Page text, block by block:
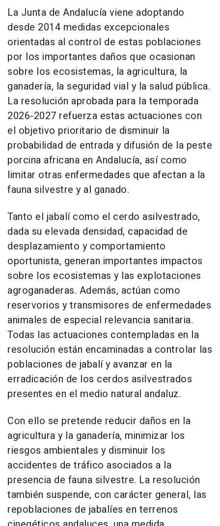
La Junta de Andalucía viene adoptando
desde 2014 medidas excepcionales
orientadas al control de estas poblaciones
por los importantes daños que ocasionan
sobre los ecosistemas, la agricultura, la
ganadería, la seguridad vial y la salud pública.
La resolución aprobada para la temporada
2026-2027 refuerza estas actuaciones con
el objetivo prioritario de disminuir la
probabilidad de entrada y difusión de la peste
porcina africana en Andalucía, así como
limitar otras enfermedades que afectan a la
fauna silvestre y al ganado.
Tanto el jabalí como el cerdo asilvestrado,
dada su elevada densidad, capacidad de
desplazamiento y comportamiento
oportunista, generan importantes impactos
sobre los ecosistemas y las explotaciones
agroganaderas. Además, actúan como
reservorios y transmisores de enfermedades
animales de especial relevancia sanitaria.
Todas las actuaciones contempladas en la
resolución están encaminadas a controlar las
poblaciones de jabalí y avanzar en la
erradicación de los cerdos asilvestrados
presentes en el medio natural andaluz.
Con ello se pretende reducir daños en la
agricultura y la ganadería, minimizar los
riesgos ambientales y disminuir los
accidentes de tráfico asociados a la
presencia de fauna silvestre. La resolución
también suspende, con carácter general, las
repoblaciones de jabalíes en terrenos